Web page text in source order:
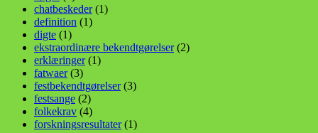
chatbeskeder(1)
definition (1)
digte (1)
ekstraordinære bekendtgørelser(2)
erklæringer(1)
fatwaer(3)
festbekendtgørelser(3)
festsange (2)
folkekrav (4)
forskningsresultater(1)